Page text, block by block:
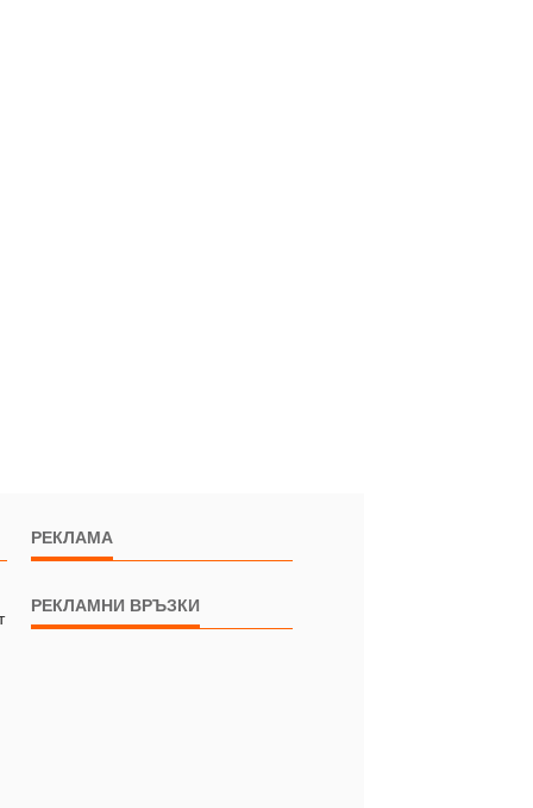
РЕКЛАМА
РЕКЛАМНИ ВРЪЗКИ